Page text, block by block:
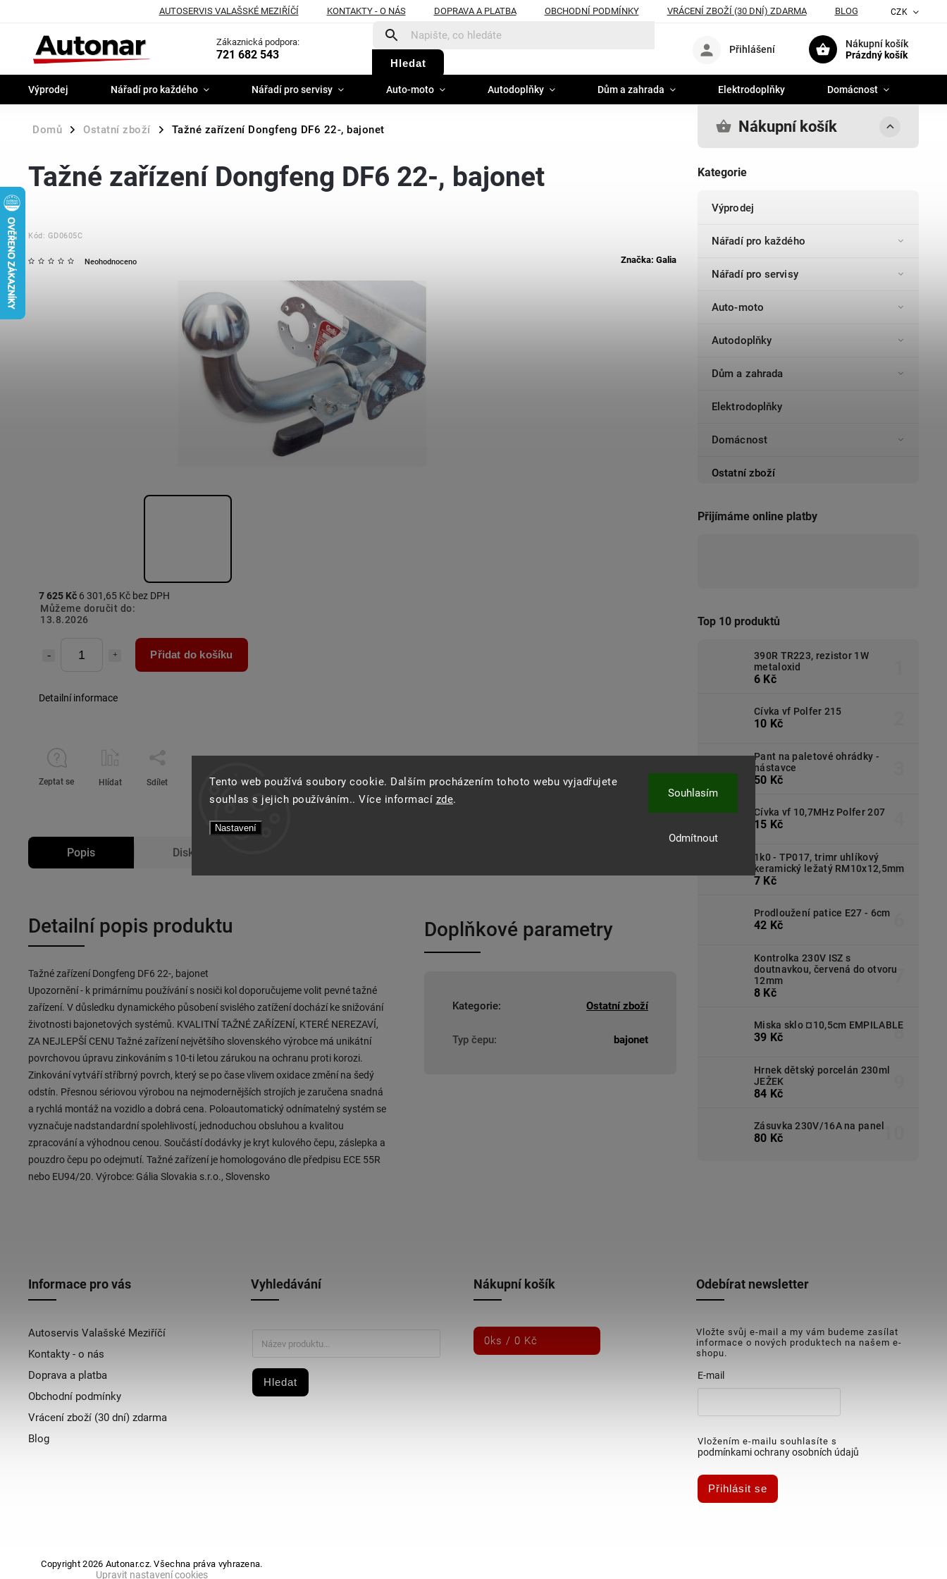
Tento web používá soubory cookie. Dalším procházením tohoto webu vyjadřujete
souhlas s jejich používáním.. Více informací zde.
Nastavení
Odmítnout
Souhlasím
AUTOSERVIS VALAŠSKÉ MEZIŘÍČÍ KONTAKTY - O NÁS DOPRAVA A PLATBA OBCHODNÍ PODMÍNKY VRÁCENÍ ZBOŽÍ (30 DNÍ) ZDARMA BLOG CZK
Zákaznická podpora:
721 682 543
Hledat
Nákupní košík
Prázdný košík
Přihlášení
Výprodej Nářadí pro každého Nářadí pro servisy Auto-moto Autodoplňky Dům a zahrada Elektrodoplňky Domácnost
Domů / Ostatní zboží / Tažné zařízení Dongfeng DF6 22-, bajonet Nákupní košík
Kategorie
Výprodej
Nářadí pro každého
Nářadí pro servisy
Auto-moto
Autodoplňky
Dům a zahrada
Elektrodoplňky
Domácnost
Ostatní zboží
Přijímáme online platby
Top 10 produktů
390R TR223, rezistor 1W
metaloxid
6 Kč
Cívka vf Polfer 215
10 Kč
Pant na paletové ohrádky -
nástavce
50 Kč
Cívka vf 10,7MHz Polfer 207
15 Kč
1k0 - TP017, trimr uhlíkový
keramický ležatý RM10x12,5mm
7 Kč
Prodloužení patice E27 - 6cm
42 Kč
Kontrolka 230V ISZ s
doutnavkou, červená do otvoru
12mm
8 Kč
Miska sklo ¤10,5cm EMPILABLE
39 Kč
Hrnek dětský porcelán 230ml
JEŽEK
84 Kč
Zásuvka 230V/16A na panel
80 Kč
Tažné zařízení Dongfeng DF6 22-, bajonet
Kód: GD0605C
Neohodnoceno Značka: Galia
7 625 Kč 6 301,65 Kč bez DPH
Můžeme doručit do:
13.8.2026
Přidat do košíku
Detailní informace
Zeptat se Hlídat Sdílet
Popis Diskuze
Detailní popis produktu
Tažné zařízení Dongfeng DF6 22-, bajonet
Upozornění - k primárnímu používání s nosiči kol doporučujeme volit pevné tažné
zařízení. V důsledku dynamického působení svislého zatížení dochází ke snižování
životnosti bajonetových systémů. KVALITNÍ TAŽNÉ ZAŘÍZENÍ, KTERÉ NEREZAVÍ,
ZA NEJLEPŠÍ CENU Tažné zařízení největšího slovenského výrobce má unikátní
povrchovou úpravu zinkováním s 10-ti letou zárukou na ochranu proti korozi.
Zinkování vytváří stříbrný povrch, který se po čase vlivem oxidace změní na šedý
odstín. Přesnou sériovou výrobou na nejmodernějších strojích je zaručena snadná
a rychlá montáž na vozidlo a dobrá cena. Poloautomatický odnímatelný systém se
vyznačuje nadstandardní spolehlivostí, jednoduchou obsluhou a kvalitou
zpracování a výhodnou cenou. Součástí dodávky je kryt kulového čepu, záslepka a
pouzdro čepu po odejmutí. Tažné zařízení je homologováno dle předpisu ECE 55R
nebo EU94/20. Výrobce: Gália Slovakia s.r.o., Slovensko
Doplňkové parametry
Kategorie: Ostatní zboží
Typ čepu: bajonet
Informace pro vás
Autoservis Valašské Meziříčí
Kontakty - o nás
Doprava a platba
Obchodní podmínky
Vrácení zboží (30 dní) zdarma
Blog
Vyhledávání
Hledat
Nákupní košík
0ks / 0 Kč
Odebírat newsletter
Vložte svůj e-mail a my vám budeme zasílat
informace o nových produktech na našem e-
shopu.
E-mail
Vložením e-mailu souhlasíte s
podmínkami ochrany osobních údajů
Přihlásit se
Copyright 2026 Autonar.cz. Všechna práva vyhrazena.
Upravit nastavení cookies